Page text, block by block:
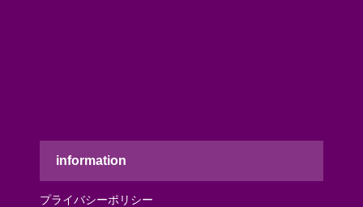
information
プライバシーポリシー